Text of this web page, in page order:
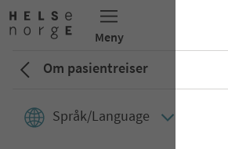
Om pasientreiser
Språk/Language